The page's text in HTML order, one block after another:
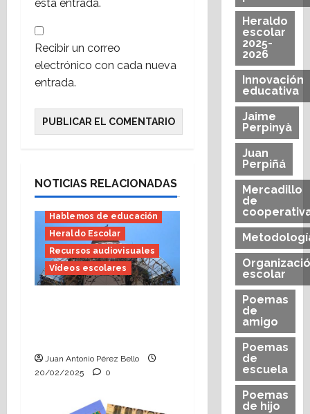
esta entrada.
Recibir un correo
electrónico con cada nueva
entrada.
NOTICIAS RELACIONADAS
Educación Infantil
Educación Primaria
Hablemos de educación
Heraldo Escolar
Recursos audiovisuales
Vídeos escolares
Juan Antonio Pérez Bello
20/02/2025
0
Heraldo
escolar
2025-
2026
Innovación
educativa
Jaime
Perpinyà
Juan
Perpiñá
Mercadillo
de
escolar
Poemas
de
amigo
Poemas
de
escuela
Poemas
de hijo